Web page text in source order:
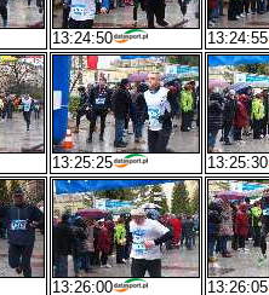
13:24:50 13:24:55
13:25:25 13:25:30
13:26:00 13:26:05